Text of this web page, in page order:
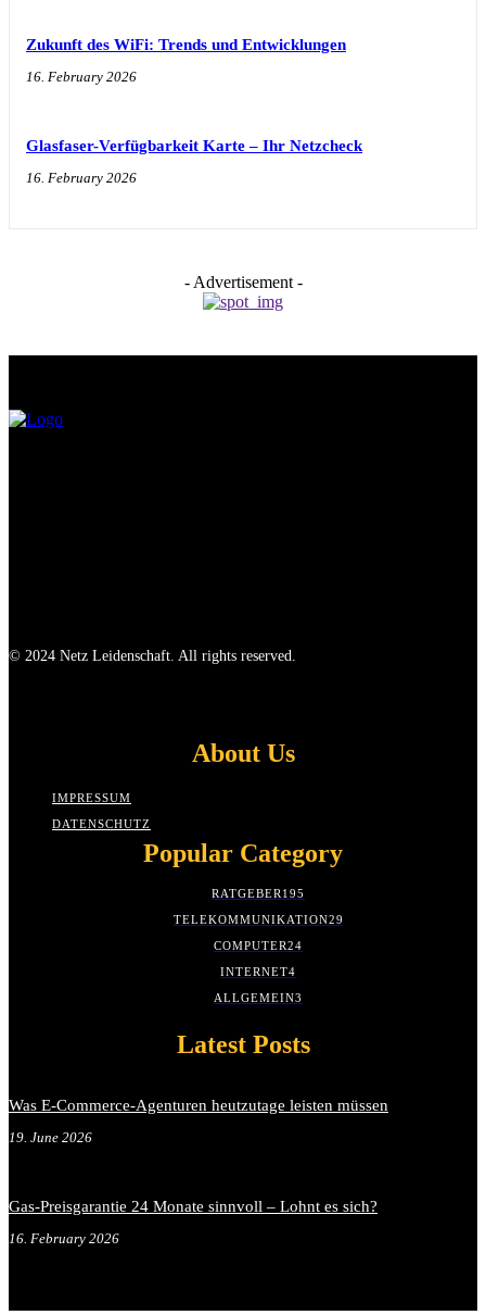
Zukunft des WiFi: Trends und Entwicklungen
16. February 2026
Glasfaser-Verfügbarkeit Karte – Ihr Netzcheck
16. February 2026
- Advertisement -
© 2024 Netz Leidenschaft. All rights reserved.
About Us
IMPRESSUM
DATENSCHUTZ
Popular Category
RATGEBER 195
TELEKOMMUNIKATION29
COMPUTER24
INTERNET4
ALLGEMEIN3
Latest Posts
Was E-Commerce-Agenturen heutzutage leisten müssen
19. June 2026
Gas-Preisgarantie 24 Monate sinnvoll – Lohnt es sich?
16. February 2026